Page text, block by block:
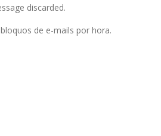
discarded.
de e-mails por hora.